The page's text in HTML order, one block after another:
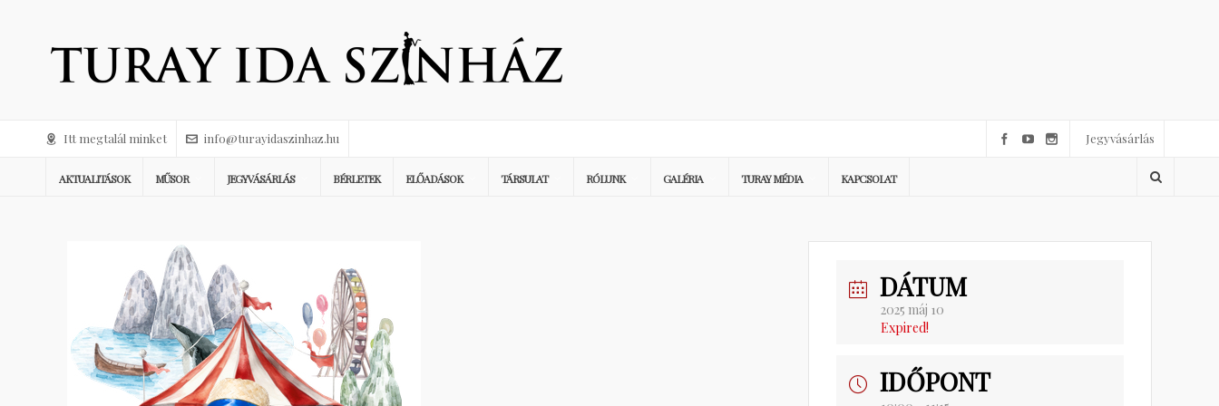
Itt megtalál minket info@turayidaszinhaz.hu Jegyvásárlás
AKTUALITÁSOK MŰSOR JEGYVÁSÁRLÁS BÉRLETEK ELŐADÁSOK TÁRSULAT RÓLUNK GALÉRIA TURAY MÉDIA KAPCSOLAT
DÁTUM
2025 máj 10
Expired!
IDŐPONT